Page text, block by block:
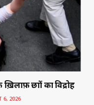
छात्रों का विद्रोह
6, 2026